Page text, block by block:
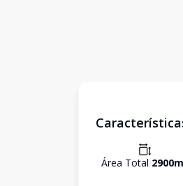
Área Total 2900